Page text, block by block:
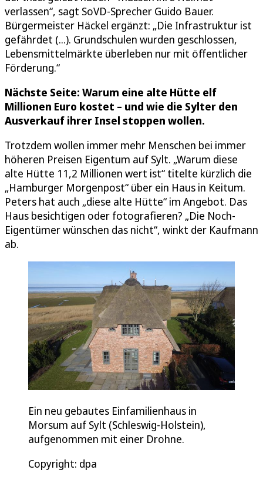
verlassen“, sagt SoVD-Sprecher Guido Bauer.
Bürgermeister Häckel ergänzt: „Die Infrastruktur ist
gefährdet (...). Grundschulen wurden geschlossen,
Lebensmittelmärkte überleben nur mit öffentlicher
Förderung.“
Nächste Seite: Warum eine alte Hütte elf
Millionen Euro kostet – und wie die Sylter den
Ausverkauf ihrer Insel stoppen wollen.
Trotzdem wollen immer mehr Menschen bei immer
höheren Preisen Eigentum auf Sylt. „Warum diese
alte Hütte 11,2 Millionen wert ist“ titelte kürzlich die
„Hamburger Morgenpost“ über ein Haus in Keitum.
Peters hat auch „diese alte Hütte“ im Angebot. Das
Haus besichtigen oder fotografieren? „Die Noch-
Eigentümer wünschen das nicht“, winkt der Kaufmann
ab.
Ein neu gebautes Einfamilienhaus in
Morsum auf Sylt (Schleswig-Holstein),
aufgenommen mit einer Drohne.
Copyright: dpa